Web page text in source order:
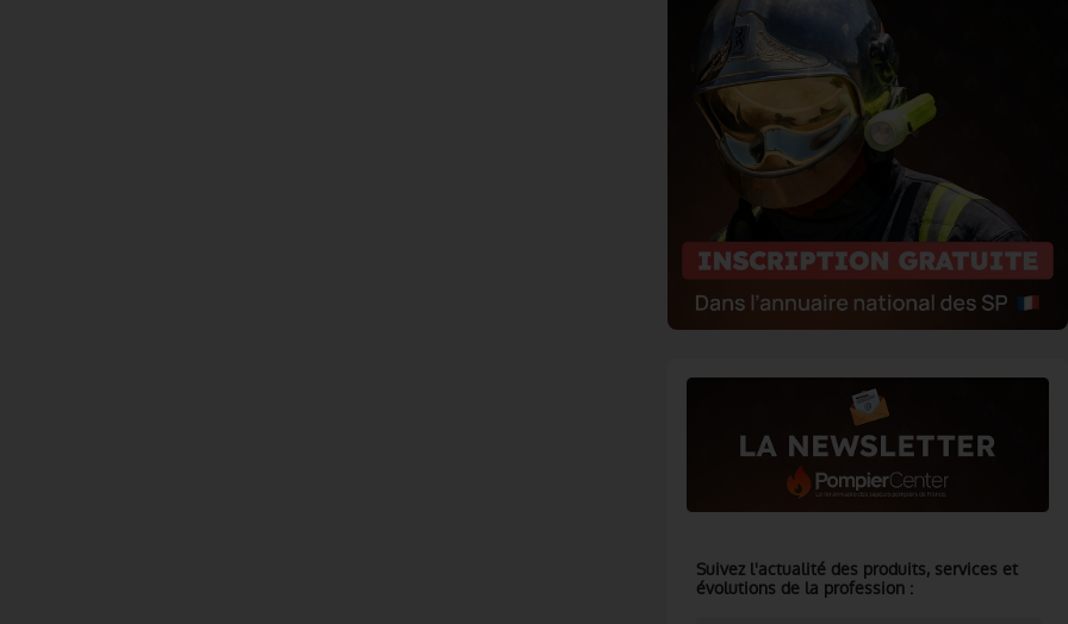
Suivez l'actualité des produits, services et
évolutions de la profession :